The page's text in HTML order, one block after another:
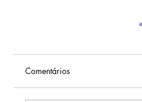
Comentários